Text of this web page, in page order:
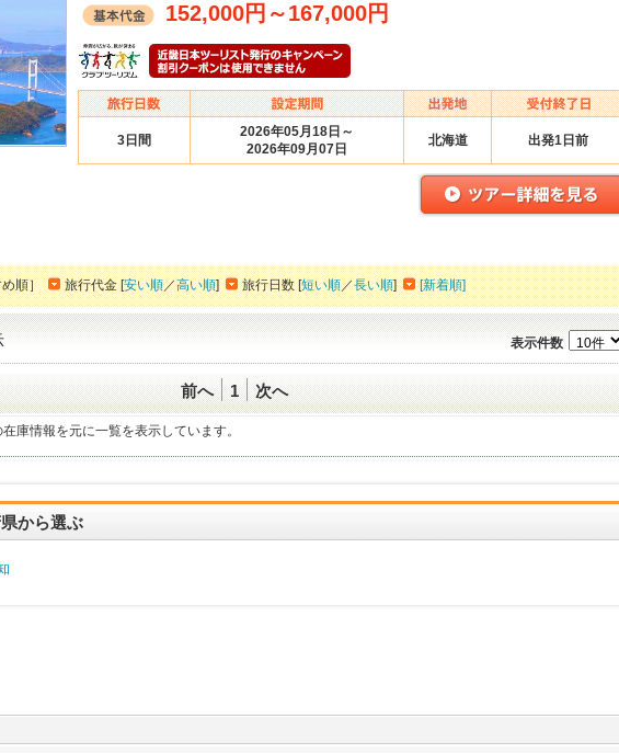
152,000円 ～167,000円
3日間
2026年05月18日～
2026年09月07日
北海道 出発1日前
順］ 旅行代金 [安い順／高い順] 旅行日数 [短い順／長い順] [新着順]
表示件数
前へ 1 次へ
庫情報を元に一覧を表示しています。
から選ぶ